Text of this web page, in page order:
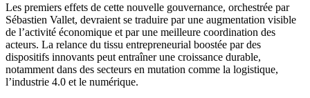
Les premiers effets de cette nouvelle gouvernance, orchestrée par
Sébastien Vallet, devraient se traduire par une augmentation visible
de l’activité économique et par une meilleure coordination des
acteurs. La relance du tissu entrepreneurial boostée par des
dispositifs innovants peut entraîner une croissance durable,
notamment dans des secteurs en mutation comme la logistique,
l’industrie 4.0 et le numérique.